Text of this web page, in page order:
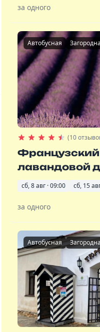
за одного
Автобусная
(10
лавандовой
сб, 8 авг · 09:00 сб, 15
за одного
Автобусная